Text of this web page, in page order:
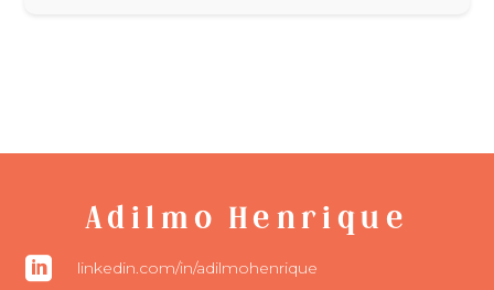
Adilmo Henrique
 linkedin.com/in/adilmohenrique